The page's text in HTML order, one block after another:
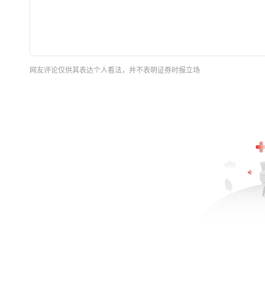
网友评论仅供其表达个人看法，并不表明证券时报立场